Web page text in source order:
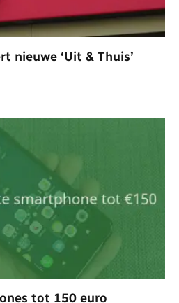
nieuwe ‘Uit & Thuis’
tot 150 euro